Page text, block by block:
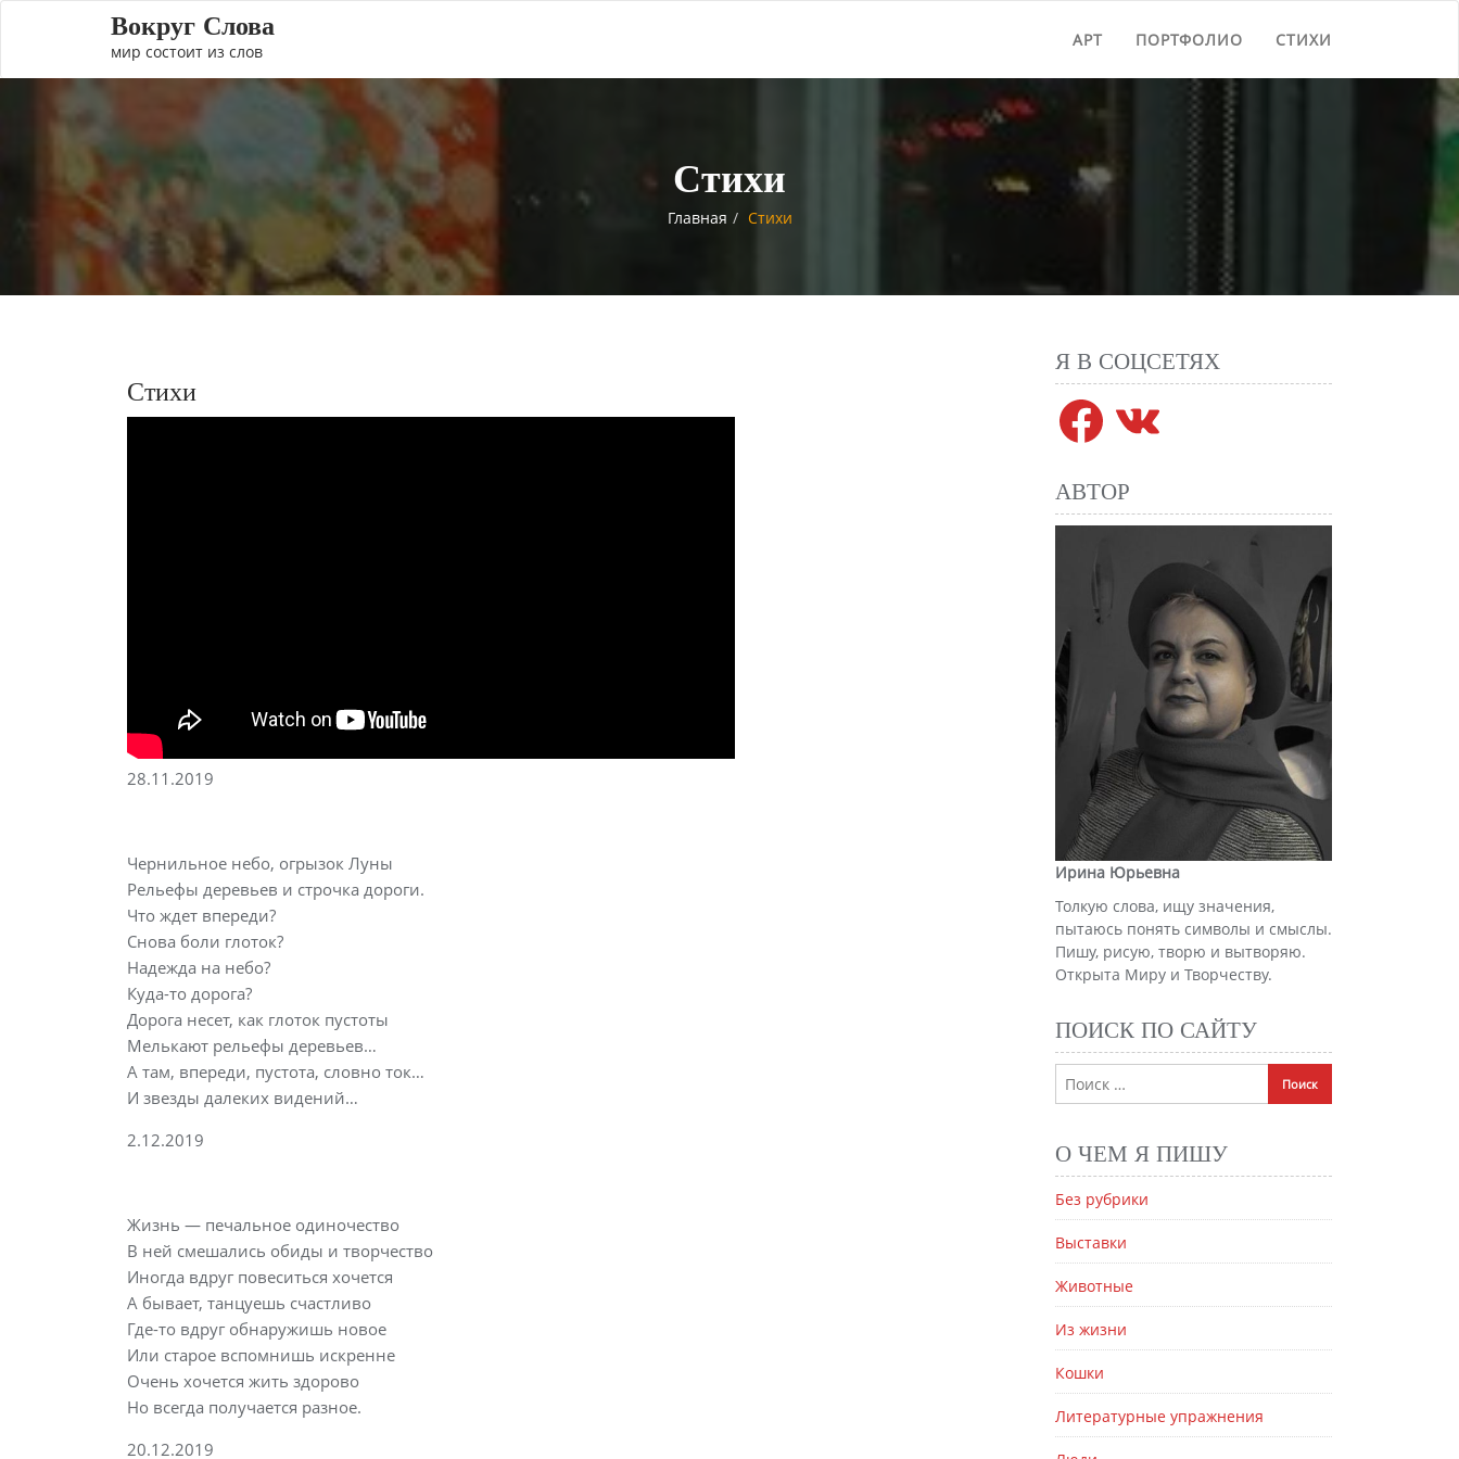
Вокруг Слова
мир состоит из слов
АРТ ПОРТФОЛИО СТИХИ
Стихи
Главная Стихи
Стихи
28.11.2019
Чернильное небо, огрызок Луны
Рельефы деревьев и строчка дороги.
Что ждет впереди?
Снова боли глоток?
Надежда на небо?
Куда-то дорога?
Дорога несет, как глоток пустоты
Мелькают рельефы деревьев…
А там, впереди, пустота, словно ток…
И звезды далеких видений…
2.12.2019
Жизнь — печальное одиночество
В ней смешались обиды и творчество
Иногда вдруг повеситься хочется
А бывает, танцуешь счастливо
Где-то вдруг обнаружишь новое
Или старое вспомнишь искренне
Очень хочется жить здорово
Но всегда получается разное.
20.12.2019
Я В СОЦСЕТЯХ
Facebook
АВТОР
Ирина Юрьевна
Толкую слова, ищу значения,
пытаюсь понять символы и смыслы.
Пишу, рисую, творю и вытворяю.
Открыта Миру и Творчеству.
ПОИСК ПО САЙТУ
О ЧЕМ Я ПИШУ
Без рубрики
Выставки
Животные
Из жизни
Кошки
Литературные упражнения